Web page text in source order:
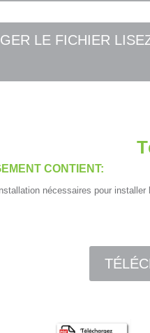
LE FICHIER
CONTIENT:
nécessaires pour